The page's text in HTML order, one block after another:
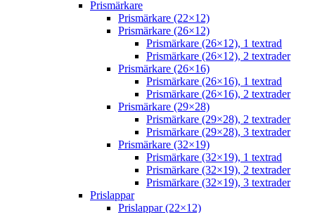
Prismärkare
Prismärkare (22×12)
Prismärkare (26×12)
Prismärkare (26×12), 1 textrad
Prismärkare (26×12), 2 textrader
Prismärkare (26×16)
Prismärkare (26×16), 1 textrad
Prismärkare (26×16), 2 textrader
Prismärkare (29×28)
Prismärkare (29×28), 2 textrader
Prismärkare (29×28), 3 textrader
Prismärkare (32×19)
Prismärkare (32×19), 1 textrad
Prismärkare (32×19), 2 textrader
Prismärkare (32×19), 3 textrader
Prislappar
Prislappar (22×12)